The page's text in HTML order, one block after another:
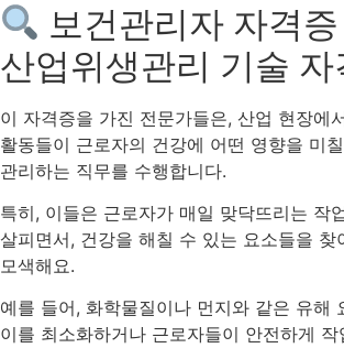
보건관리자 자격
산업위생관리 기술 자
이 자격증을 가진 전문가들은, 산업 현장에
활동들이 근로자의 건강에 어떤 영향을 미
관리하는 직무를 수행합니다.
특히, 이들은 근로자가 매일 맞닥뜨리는 작
살피면서, 건강을 해칠 수 있는 요소들을 찾
모색해요.
예를 들어, 화학물질이나 먼지와 같은 유해
이를 최소화하거나 근로자들이 안전하게